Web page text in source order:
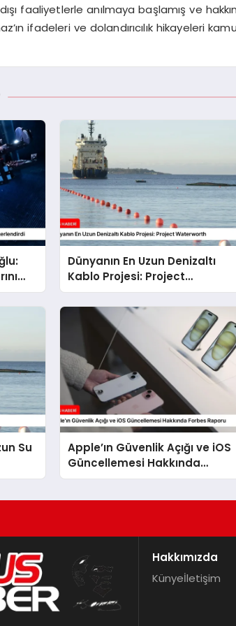
faaliyetlerle anılmaya başlamış ve
ifadeleri ve dolandırıcılık hikayeleri
Dünyanın En Uzun Denizaltı
Kablo Projesi: Project
Waterworth
Su
Apple’ın Güvenlik Açığı ve iOS
Güncellemesi Hakkında
Forbes Raporu
Hakkımızda
Künyeİletişim